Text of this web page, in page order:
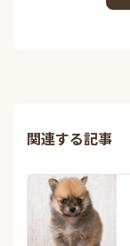
関連する記事